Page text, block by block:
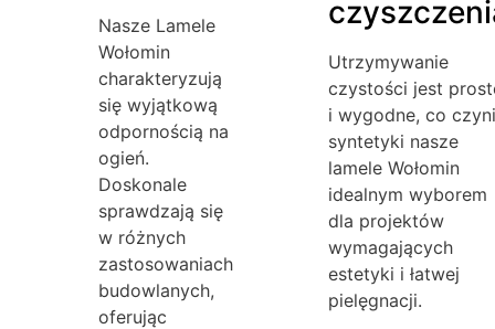
Nasze Lamele
Wołomin
charakteryzują
się wyjątkową
odpornością na
ogień.
Doskonale
sprawdzają się
w różnych
zastosowaniach
budowlanych,
oferując
Utrzymywanie
czystości jest
i wygodne, co czyni
syntetyki nasze
lamele Wołomin
idealnym wyborem
dla projektów
wymagających
estetyki i łatwej
pielęgnacji.